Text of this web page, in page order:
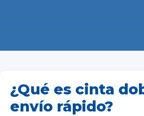
¿Qué es cinta
envío rápido?